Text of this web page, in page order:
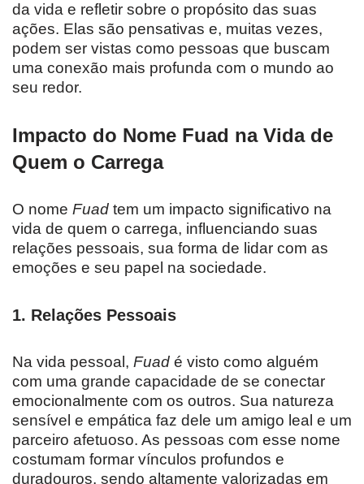
da vida e refletir sobre o propósito das suas
ações. Elas são pensativas e, muitas vezes,
podem ser vistas como pessoas que buscam
uma conexão mais profunda com o mundo ao
seu redor.
Impacto do Nome Fuad na Vida de
Quem o Carrega
O nome Fuad tem um impacto significativo na
vida de quem o carrega, influenciando suas
relações pessoais, sua forma de lidar com as
emoções e seu papel na sociedade.
1. Relações Pessoais
Na vida pessoal, Fuad é visto como alguém
com uma grande capacidade de se conectar
emocionalmente com os outros. Sua natureza
sensível e empática faz dele um amigo leal e um
parceiro afetuoso. As pessoas com esse nome
costumam formar vínculos profundos e
duradouros, sendo altamente valorizadas em